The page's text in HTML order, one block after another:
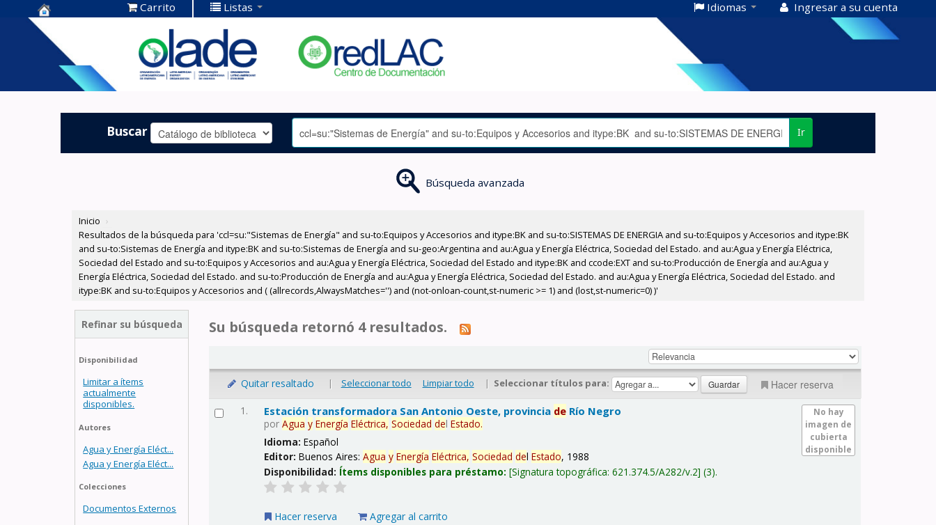
Centro de
Documentación
OLADE -
Carrito Listas Idiomas Ingresar a su cuenta
Buscar Ir
Búsqueda avanzada
Inicio ›
Resultados de la búsqueda para 'ccl=su:"Sistemas de Energía" and su-to:Equipos y Accesorios and itype:BK and su-to:SISTEMAS DE ENERGIA and su-to:Equipos y Accesorios and itype:BK
and su-to:Sistemas de Energía and itype:BK and su-to:Sistemas de Energía and su-geo:Argentina and au:Agua y Energía Eléctrica, Sociedad del Estado. and au:Agua y Energía Eléctrica,
Sociedad del Estado and su-to:Equipos y Accesorios and au:Agua y Energía Eléctrica, Sociedad del Estado and itype:BK and ccode:EXT and su-to:Producción de Energía and au:Agua y
Energía Eléctrica, Sociedad del Estado. and su-to:Producción de Energía and au:Agua y Energía Eléctrica, Sociedad del Estado. and au:Agua y Energía Eléctrica, Sociedad del Estado. and
itype:BK and su-to:Equipos y Accesorios and ( (allrecords,AlwaysMatches='') and (not-onloan-count,st-numeric >= 1) and (lost,st-numeric=0) )'
Refinar su búsqueda
Disponibilidad
Limitar a ítems
actualmente
disponibles.
Autores
Agua y Energía Eléct...
Agua y Energía Eléct...
Colecciones
Documentos Externos
Su búsqueda retornó 4 resultados.
Quitar resaltado | Seleccionar todo Limpiar todo | Seleccionar títulos para: Hacer reserva
1.
No hay
imagen de
cubierta
disponible
Estación transformadora San Antonio Oeste, provincia de Río Negro
porAgua y Energía Eléctrica, Sociedad delEstado.
Idioma:Español
Editor:Buenos Aires:Agua y Energía Eléctrica, Sociedad delEstado, 1988
Disponibilidad: Ítems disponibles para préstamo: Signatura topográfica:621.374.5/A282/v.2 (3).
Hacer reserva Agregar al carrito